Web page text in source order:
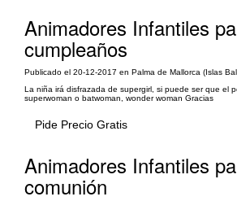
Animadores Infantiles
cumpleaños
Publicado el 20-12-2017 en Palma de Mallorca (Islas
La niña irá disfrazada de supergirl, si puede ser que el
superwoman o batwoman, wonder woman Gracias
Pide Precio Gratis
Animadores Infantiles
comunión